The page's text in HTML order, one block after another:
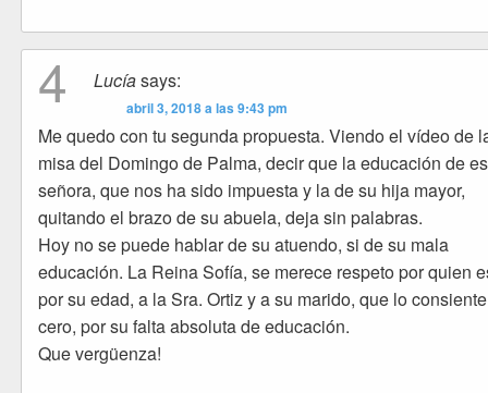
4 Lucíasays:
abril 3, 2018 a las 9:43 pm
Me quedo con tu segunda propuesta. Viendo el vídeo de
misa del Domingo de Palma, decir que la educación de
señora, que nos ha sido impuesta y la de su hija mayor,
quitando el brazo de su abuela, deja sin palabras.
Hoy no se puede hablar de su atuendo, si de su mala
educación. La Reina Sofía, se merece respeto por quien
por su edad, a la Sra. Ortiz y a su marido, que lo
cero, por su falta absoluta de educación.
Que vergüenza!